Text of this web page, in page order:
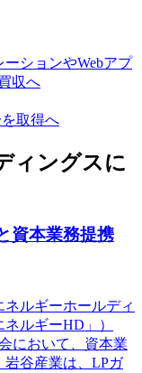
ションやWebアプ
収へ
取得へ
ィングスに
資本業務提携
ルギーホールディ
ルギーHD」）
において、資本業
谷産業は、LPガ